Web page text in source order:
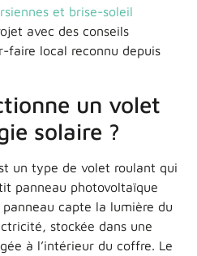
et brise-soleil
avec des conseils
faire local reconnu depuis
un volet
solaire ?
un type de volet roulant qui
panneau photovoltaïque
capte la lumière du
stockée dans une
à l’intérieur du coffre. Le